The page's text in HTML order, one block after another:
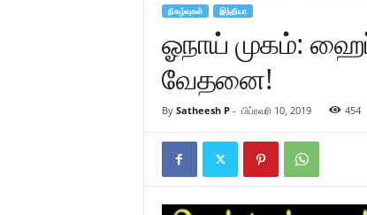
நிகழ்வுகள் இந்தியா
ஓநாய் முகம்:
வேதனை!
By Satheesh P- பிப்ரவரி 10, 2019 454